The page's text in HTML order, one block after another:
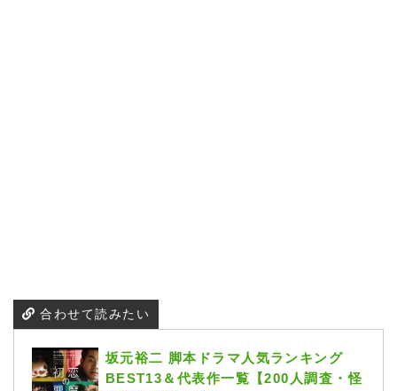
合わせて読みたい
坂元裕二 脚本ドラマ人気ランキング
BEST13＆代表作一覧【200人調査・怪